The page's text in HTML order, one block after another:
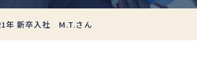
年 新卒入社 M.T.さん